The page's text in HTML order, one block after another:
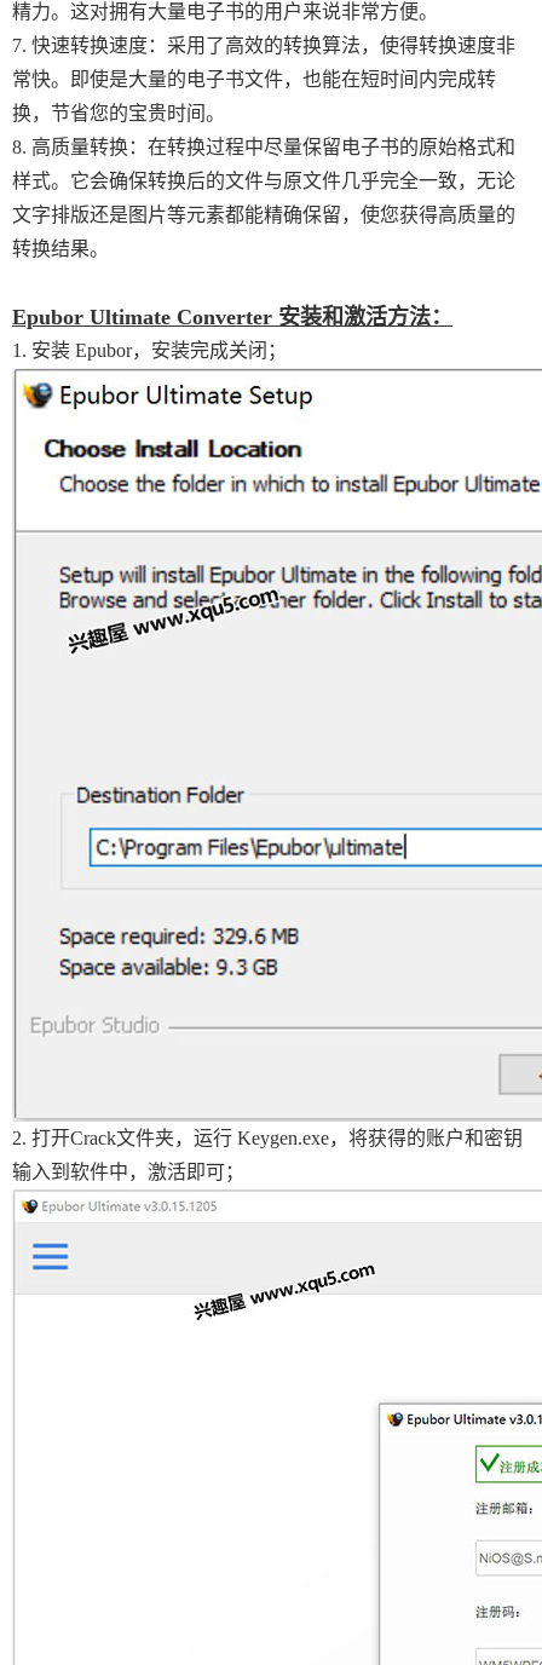
精力。这对拥有大量电子书的用户来说非常方便。
7. 快速转换速度：采用了高效的转换算法，使得转换速度非
常快。即使是大量的电子书文件，也能在短时间内完成转
换，节省您的宝贵时间。
8. 高质量转换：在转换过程中尽量保留电子书的原始格式和
样式。它会确保转换后的文件与原文件几乎完全一致，无论
文字排版还是图片等元素都能精确保留，使您获得高质量的
转换结果。
Epubor Ultimate Converter 安装和激活方法：
1. 安装 Epubor，安装完成关闭；
2. 打开Crack文件夹，运行 Keygen.exe，将获得的账户和密钥
输入到软件中，激活即可；